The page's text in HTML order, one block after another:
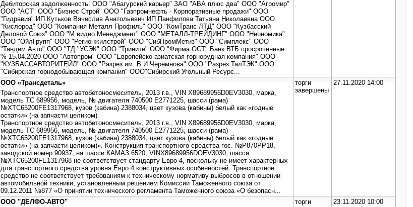
Дебиторская задолженность: ООО "Абагурский карьер" ЗАО "АВА плюс два" ООО "Агромир"
ООО "АСТ" ООО "Бизнес Строй" ООО "Газпромнефть - Корпоративные продажи" ООО
"Гидравия" ИП Кутьков Вячеслав Анатольевич ИП Панфилова Татьяна Николаевна ООО
"Кислород" ООО "Компания Металл Профиль" ООО "КомТранс ЛТД" ООО "Кузбасский
Деловой Союз" ООО "М.видео Менеджмент" ООО "МЕТАЛЛ-ТРЕЙДИНГ" ООО "Неономика"
ООО "ОйлГрупп" ООО "Регионжилстрой" ООО "СибПромМетиз" ООО "Симплекс" ООО
"Тандем Авто" ООО "ТД "УСЭК" ООО "Тринити" ООО "Фирма ОСТ" Банк ВТБ просроченные
% 15.04.2020 ООО "Автопром" ООО "Европейско-азиатская горнорудная компания" ООО
"КУЗБАССАВТОРИТЕЙЛ" ООО "Разрез им. В.И.Черемнова" ООО "Разрез ТалТЭК" ООО
"Сибирская горнодобывающая компания" ООО"Сибирский Угольный Ресурс...
ООО «Трансдеталь»
Транспортное средство автобетоносмеситель, 2013 г.в., VIN X89689956D0EV3030, марка,
модель ТС 689956, модель, № двигателя 740500 Е2771225, шасси (рама)
№ХТС65200FE1317968, кузов (кабина) 2388034, цвет кузова (кабины) белый как «годные
остатки» (на запчасти целиком)
Транспортное средство автобетоносмеситель, 2013 г.в., VIN X89689956D0EV3030, марка,
модель ТС 689956, модель, № двигателя 740500 Е2771225, шасси (рама)
№ХТС65200FE1317968, кузов (кабина) 2388034, цвет кузова (кабины) белый как «годные
остатки» (на запчасти целиком)». Конструкция транспортного средства гос. №Р870РР18,
заводской номер 90937, на шасси КАМАЗ 6520, VINX89689956DOEV3030, шасси
№XTC65200FE1317968 не соответствует стандарту Евро 4, поскольку не имеет характерных
для транспортного средства уровня Евро 4 конструктивных особенностей. Транспортное
средство не соответствует требованиям к техническому нормативу выбросов в отношении
автомобильной техники, установленным решением Комиссии Таможенного союза от
09.12.2011 №877 «О принятии технического регламента Таможенного союза «О безопасн...
торги
завершены
27.11.2020 14:00
ООО "ДЕЛФО-АВТО"
торги
23.11.2020 10:00